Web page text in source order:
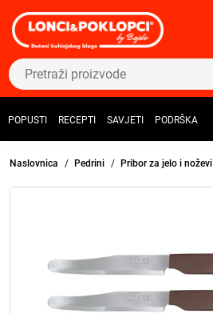
POPUSTI RECEPTI SAVJETI PODRŠKA
Naslovnica Pedrini Pribor za jelo i noževi